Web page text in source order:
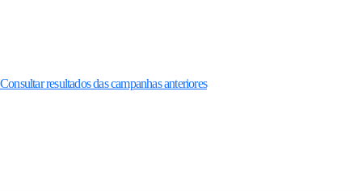
Consultar resultados das campanhas anteriores